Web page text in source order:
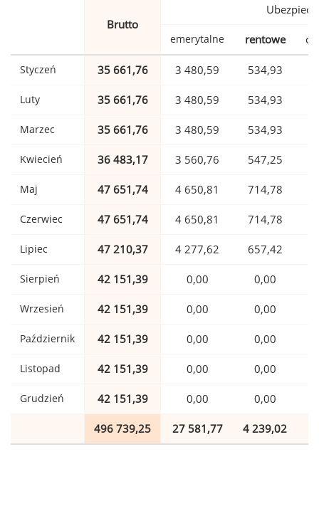
Brutto
emerytalne rentowe
Styczeń 35 661,76 3 480,59 534,93
Luty 35 661,76 3 480,59 534,93
Marzec 35 661,76 3 480,59 534,93
Kwiecień 36 483,17 3 560,76 547,25
Maj 47 651,74 4 650,81 714,78
Czerwiec 47 651,74 4 650,81 714,78
Lipiec 47 210,37 4 277,62 657,42
Sierpień 42 151,39 0,00 0,00
Wrzesień 42 151,39 0,00 0,00
Październik 42 151,39 0,00 0,00
Listopad 42 151,39 0,00 0,00
Grudzień 42 151,39 0,00 0,00
496 739,25 27 581,77 4 239,02